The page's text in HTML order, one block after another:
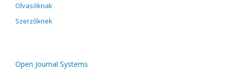
Olvasóknak
Szerzőknek
Open Journal Systems